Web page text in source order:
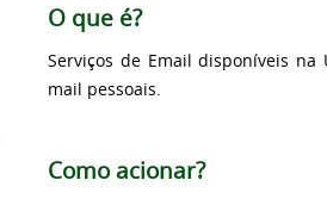
O que é?
Serviços de Email disponíveis na
mail pessoais.
Como acionar?